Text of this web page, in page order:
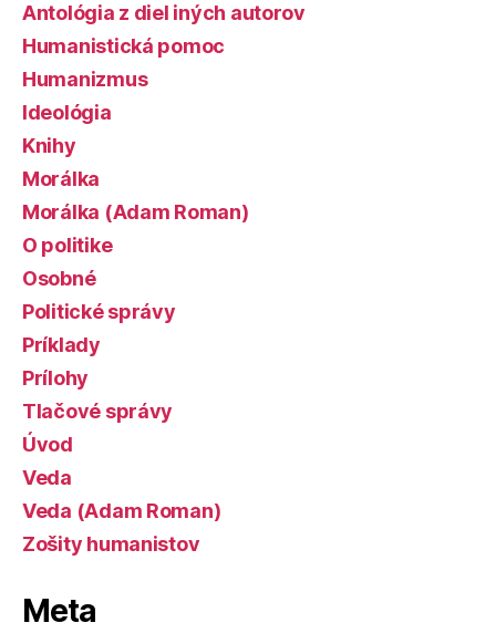
Antológia z diel iných autorov
Humanistická pomoc
Humanizmus
Ideológia
Knihy
Morálka
Morálka (Adam Roman)
O politike
Osobné
Politické správy
Príklady
Prílohy
Tlačové správy
Úvod
Veda
Veda (Adam Roman)
Zošity humanistov
Meta